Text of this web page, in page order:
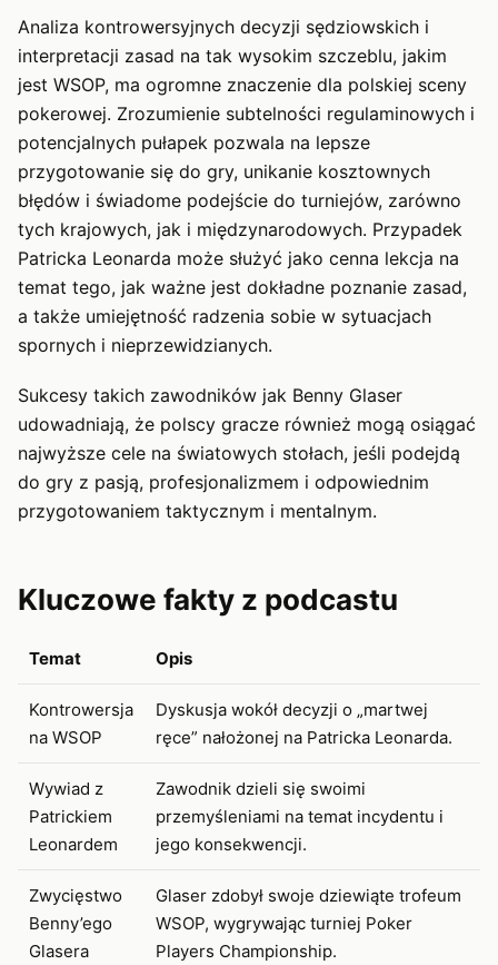
Analiza kontrowersyjnych decyzji sędziowskich i
interpretacji zasad na tak wysokim szczeblu, jakim
jest WSOP, ma ogromne znaczenie dla polskiej sceny
pokerowej. Zrozumienie subtelności regulaminowych i
potencjalnych pułapek pozwala na lepsze
przygotowanie się do gry, unikanie kosztownych
błędów i świadome podejście do turniejów, zarówno
tych krajowych, jak i międzynarodowych. Przypadek
Patricka Leonarda może służyć jako cenna lekcja na
temat tego, jak ważne jest dokładne poznanie zasad,
a także umiejętność radzenia sobie w sytuacjach
spornych i nieprzewidzianych.
Sukcesy takich zawodników jak Benny Glaser
udowadniają, że polscy gracze również mogą osiągać
najwyższe cele na światowych stołach, jeśli podejdą
do gry z pasją, profesjonalizmem i odpowiednim
przygotowaniem taktycznym i mentalnym.
Kluczowe fakty z podcastu
Temat Opis
Kontrowersja
na WSOP
Dyskusja wokół decyzji o „martwej
ręce” nałożonej na Patricka Leonarda.
Wywiad z
Patrickiem
Leonardem
Zawodnik dzieli się swoimi
przemyśleniami na temat incydentu i
jego konsekwencji.
Zwycięstwo
Benny’ego
Glasera
Glaser zdobył swoje dziewiąte trofeum
WSOP, wygrywając turniej Poker
Players Championship.